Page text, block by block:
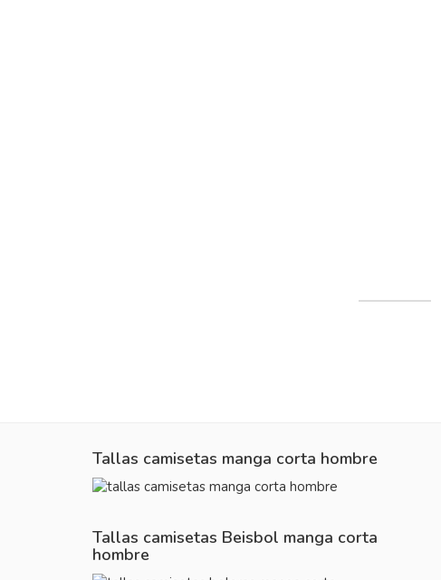
Tallas camisetas manga corta hombre
Tallas camisetas Beisbol manga corta
hombre